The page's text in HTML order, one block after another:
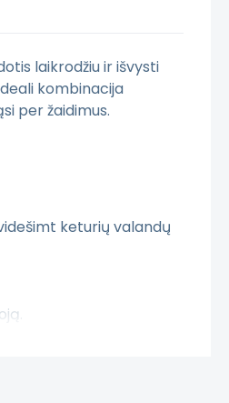
laikrodžiu ir išvysti
kombinacija
per žaidimus.
keturių valandų